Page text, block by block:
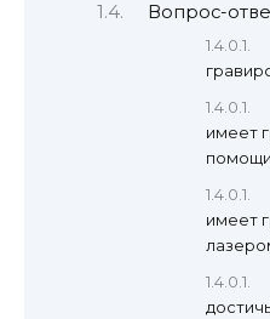
Вопрос-
имеет
имеет